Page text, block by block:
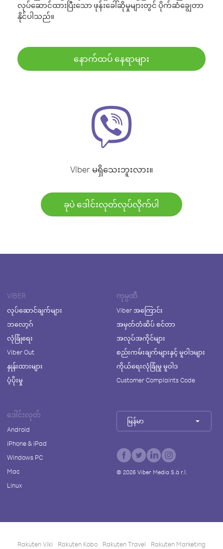
လုပ်ဆောင်ထားပြီးသော ဖုန်းခေါ်ဆိုမှုများတွင် ပိုက်ဆံချွေတာ
နိုင်ပါသည်။
နောက်ထပ် နေရာများ
Viber မရှိသေးဘူးလား။
ခုပဲ ဒေါင်းလုတ်လုပ်လိုက်ပါ
VIBER
လုပ်ဆောင်ချက်များ
ဘလော့ဂ်
လုံခြုံရေး
Viber Out
နှုန်းထားများ
ပံ့ပိုးမှု
ကုမ္ပဏီ
Viber အကြောင်း
အမှတ်တံဆိပ် စင်တာ
အလုပ်အကိုင်များ
စည်းကမ်းချက်များနှင့် မူဝါဒများ
ကိုယ်ရေးလုံခြုံမှု မူဝါဒ
Customer Complaints Code
ဒေါင်းလုတ်
Android
iPhone & iPad
Windows PC
Mac
Linux
မြန်မာ
© 2026Viber Media S.à r.l.
Rakuten Viki Rakuten Kobo Rakuten Travel Rakuten Marketing